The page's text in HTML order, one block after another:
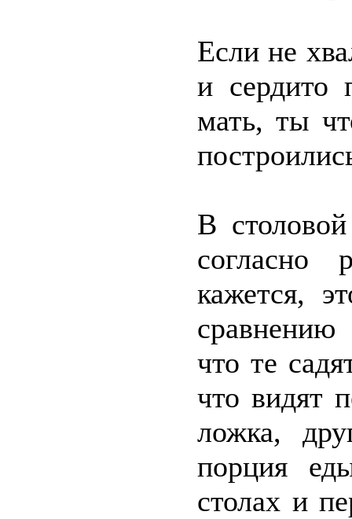
Если не
и сердито
мать, ты
В
согласно
кажется,
что те
что видят
ложка,
порция
столах и